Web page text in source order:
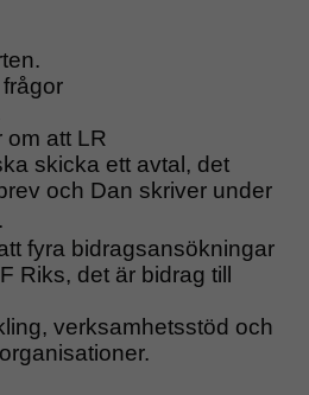
om att LR
skicka ett avtal, det
och Dan skriver under
fyra bidragsansökningar
Riks, det är bidrag till
verksamhetsstöd och